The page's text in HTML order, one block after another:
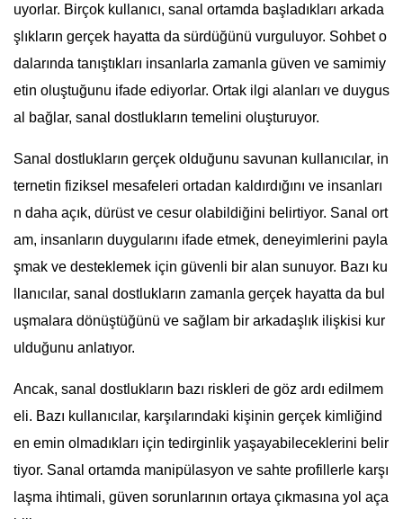
uyorlar. Birçok kullanıcı, sanal ortamda başladıkları arkada
şlıkların gerçek hayatta da sürdüğünü vurguluyor. Sohbet o
dalarında tanıştıkları insanlarla zamanla güven ve samimiy
etin oluştuğunu ifade ediyorlar. Ortak ilgi alanları ve duygus
al bağlar, sanal dostlukların temelini oluşturuyor.
Sanal dostlukların gerçek olduğunu savunan kullanıcılar, in
ternetin fiziksel mesafeleri ortadan kaldırdığını ve insanları
n daha açık, dürüst ve cesur olabildiğini belirtiyor. Sanal ort
am, insanların duygularını ifade etmek, deneyimlerini payla
şmak ve desteklemek için güvenli bir alan sunuyor. Bazı ku
llanıcılar, sanal dostlukların zamanla gerçek hayatta da bul
uşmalara dönüştüğünü ve sağlam bir arkadaşlık ilişkisi kur
ulduğunu anlatıyor.
Ancak, sanal dostlukların bazı riskleri de göz ardı edilmem
eli. Bazı kullanıcılar, karşılarındaki kişinin gerçek kimliğind
en emin olmadıkları için tedirginlik yaşayabileceklerini belir
tiyor. Sanal ortamda manipülasyon ve sahte profillerle karşı
laşma ihtimali, güven sorunlarının ortaya çıkmasına yol aça